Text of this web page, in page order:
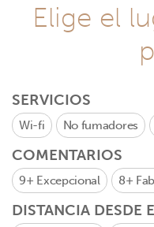
Elige el
SERVICIOS
Wi-fi No fumadores
COMENTARIOS
9+ Excepcional 8+
DISTANCIA DESDE